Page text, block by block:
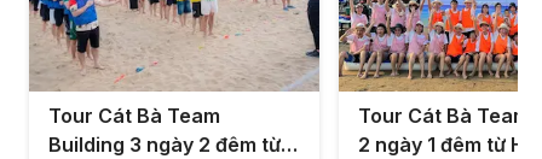
Tour Cát Bà Team
Building 3 ngày 2 đêm từ
Tour Cát Bà
2 ngày 1 đêm từ Hà